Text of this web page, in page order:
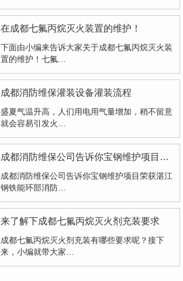
在成都七氟丙烷灭火装置的维护！
下面由小编来告诉大家关于成都七氟丙烷灭火装
置的维护！七氟…
成都消防维保灌装设备灌装流程
盛夏气温升高，人们用电用气量增加，稍不留意
就会容易引发火…
成都消防维保公司告诉你宝钢维护项目荣获湛江钢铁能环部消防 知识竞赛一等奖
成都消防维保公司告诉你宝钢维护项目荣获湛江
钢铁能环部消防…
来了解下成都七氟丙烷灭火剂充装要求
成都七氟丙烷灭火剂充装有哪些要求呢？接下
来，小编就带大家…